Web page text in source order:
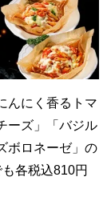
んにく香るトマ
ーズ」「バジル
ボロネーゼ」の
各税込810円